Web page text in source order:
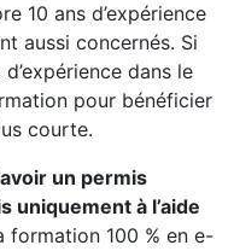
10 ans d’expérience
aussi concernés. Si
dans le
pour bénéficier
courte.
un permis
uniquement à l’aide
formation 100 % en e-